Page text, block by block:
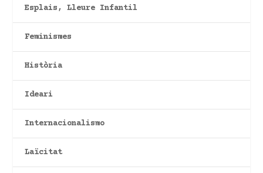
Esplais, Lleure Infantil
Feminismes
Història
Ideari
Internacionalismo
Laïcitat